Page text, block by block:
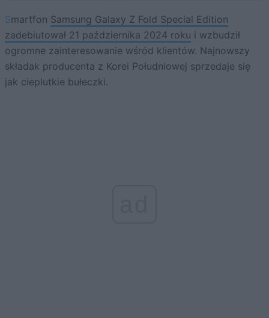
Smartfon Samsung Galaxy Z Fold Special Edition
zadebiutował 21 października 2024 roku i wzbudził
ogromne zainteresowanie wśród klientów. Najnowszy
składak producenta z Korei Południowej sprzedaje się
jak cieplutkie bułeczki.